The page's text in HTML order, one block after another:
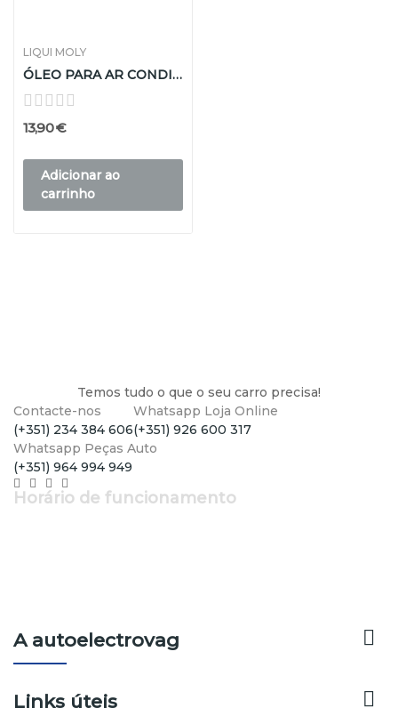
LIQUI MOLY
ÓLEO PARA AR CONDICIONADO LIQUI MOLY 250ML
13,90 €
Adicionar ao
carrinho
Temos tudo o que o seu carro precisa!
Contacte-nos
(+351) 234 384 606
Whatsapp Loja Online
(+351) 926 600 317
Whatsapp Peças Auto
(+351) 964 994 949
Horário de funcionamento
A autoelectrovag 
Links úteis 